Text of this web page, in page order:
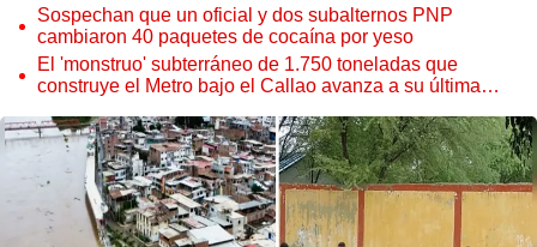
Sospechan que un oficial y dos subalternos PNP
cambiaron 40 paquetes de cocaína por yeso
El 'monstruo' subterráneo de 1.750 toneladas que
construye el Metro bajo el Callao avanza a su última